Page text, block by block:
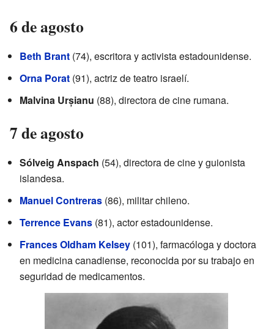
6 de agosto
Beth Brant (74), escritora y activista estadounidense.
Orna Porat (91), actriz de teatro israelí.
Malvina Urșianu (88), directora de cine rumana.
7 de agosto
Sólveig Anspach (54), directora de cine y guionista
islandesa.
Manuel Contreras (86), militar chileno.
Terrence Evans (81), actor estadounidense.
Frances Oldham Kelsey (101), farmacóloga y doctora
en medicina canadiense, reconocida por su trabajo en
seguridad de medicamentos.